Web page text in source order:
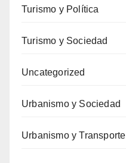
Turismo y Política
Turismo y Sociedad
Uncategorized
Urbanismo y Sociedad
Urbanismo y Transporte